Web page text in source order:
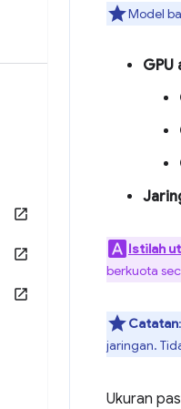
Model
GPU
Istilah
berkuota
Catatan
jaringan.
Ukuran